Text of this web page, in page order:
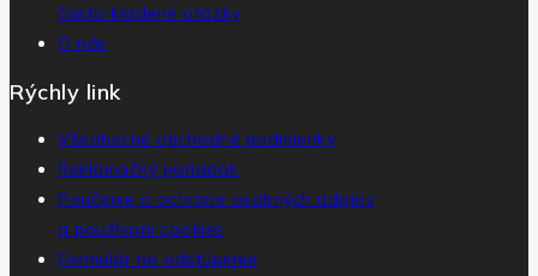
často kladené otázky
O nás
Rýchly link
Všeobecné obchodné podmienky
Reklamačný poriadok
Poučenie o ochrane osobných údajov
a používaní cookies
Formulár na odstúpenie